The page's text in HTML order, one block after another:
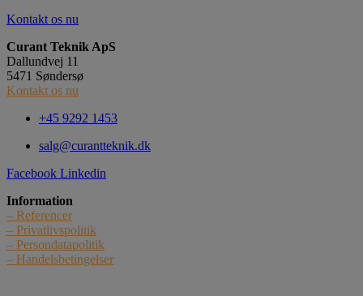
Kontakt os nu
Curant Teknik ApS
Dallundvej 11
5471 Søndersø
Kontakt os nu
+45 9292 1453
salg@curantteknik.dk
Facebook Linkedin
Information
– Referencer
– Privatlivspolitik
– Persondatapolitik
– Handelsbetingelser